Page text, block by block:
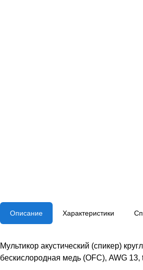
Описание Характеристики
Мультикор акустический (спикер)
бескислородная медь (OFC), AWG